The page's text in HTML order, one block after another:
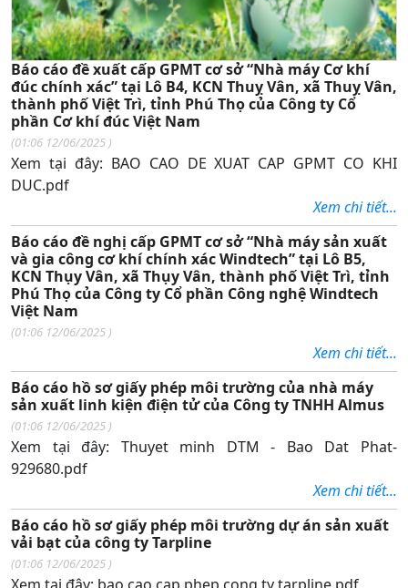
Báo cáo đề xuất cấp GPMT cơ sở “Nhà máy Cơ khí
đúc chính xác” tại Lô B4, KCN Thuỵ Vân, xã Thuỵ Vân,
thành phố Việt Trì, tỉnh Phú Thọ của Công ty Cổ
phần Cơ khí đúc Việt Nam
(01:06 12/06/2025 )
Xem tại đây: BAO CAO DE XUAT CAP GPMT CO KHI
DUC.pdf
Xem chi tiết...
Báo cáo đề nghị cấp GPMT cơ sở “Nhà máy sản xuất
và gia công cơ khí chính xác Windtech” tại Lô B5,
KCN Thụy Vân, xã Thụy Vân, thành phố Việt Trì, tỉnh
Phú Thọ của Công ty Cổ phần Công nghệ Windtech
Việt Nam
(01:06 12/06/2025 )
Xem chi tiết...
Báo cáo hồ sơ giấy phép môi trường của nhà máy
sản xuất linh kiện điện tử của Công ty TNHH Almus
(01:06 12/06/2025 )
Xem tại đây: Thuyet minh DTM - Bao Dat Phat-
929680.pdf
Xem chi tiết...
Báo cáo hồ sơ giấy phép môi trường dự án sản xuất
vải bạt của công ty Tarpline
(01:06 12/06/2025 )